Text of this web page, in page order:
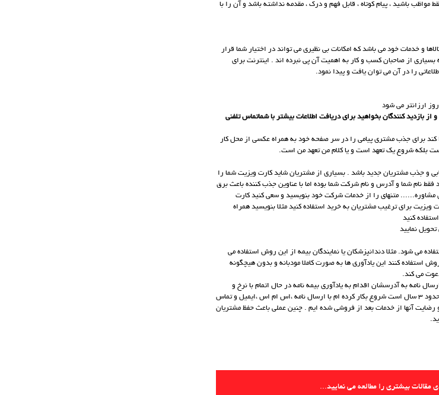
باشید ، پیام کوتاه ، قابل فهم و درک ، مقدمه نداشته باشد و آن را با
و خدمات خود می باشد که امکانات بی نظیری می تواند در اختیار شما قرار
بسیاری از صاحبان کسب و کار به اهمیت آن پی نبرده اند . اینترنت برای
را در آن می توان یافت و پیدا نمود.
ارزانتر می شود
و از بازدید کنندگان بخواهید برای دریافت اطلاعات بیشتر با شماتماس تلفنی
کند برای جذب مشتری پیامی را در سر صفحه خود به همراه عکسی از محل کار
بلکه شروع یک تعهد است و یا کلام من تعهد من است.
و جذب مشتریان جدید باشد . بسیاری از مشتریان شاید کارت ویزیت شما را
فقط نام شما و آدرس و نام شرکت شما بوده اما با عناوین جذب کننده باعث برق
متنهای را از خدمات شرکت خود بنویسید و سعی کنید کارت
ویزیت برای ترغیب مشتریان به خرید استفاده کنید مثلا بنویسید همراه
نمایید
می شود. مثلا دندانپزشکان یا نمایندگان بیمه از این روش استفاده می
استفاده کنند این یادآوری ها به صورت کاملا مودبانه و بدون هیچگونه
می کند.
نامه به آدرسشان اقدام به یادآوری بیمه نامه در حال اتمام با نرخ و
تعهدات آن می نمودیم اما در حال حاضر در شرکت که حدود 3 سال است شروع بکار کرده ام با ارسال نامه ،اس ام اس ،ایمیل و تماس
آنها از خدمات بعد از فروشی شده ایم . چنین عملی باعث حفظ مشتریان
مقالات بیشتری را مطالعه می نمایید...